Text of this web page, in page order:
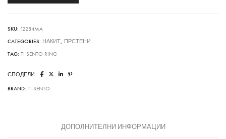
SKU: 12284MA
CATEGORIES: НАКИТ, ПРСТЕНИ
TAG: TI SENTO RING
СПОДЕЛИ:
BRAND: TI SENTO
ДОПОЛНИТЕЛНИ ИНФОРМАЦИИ